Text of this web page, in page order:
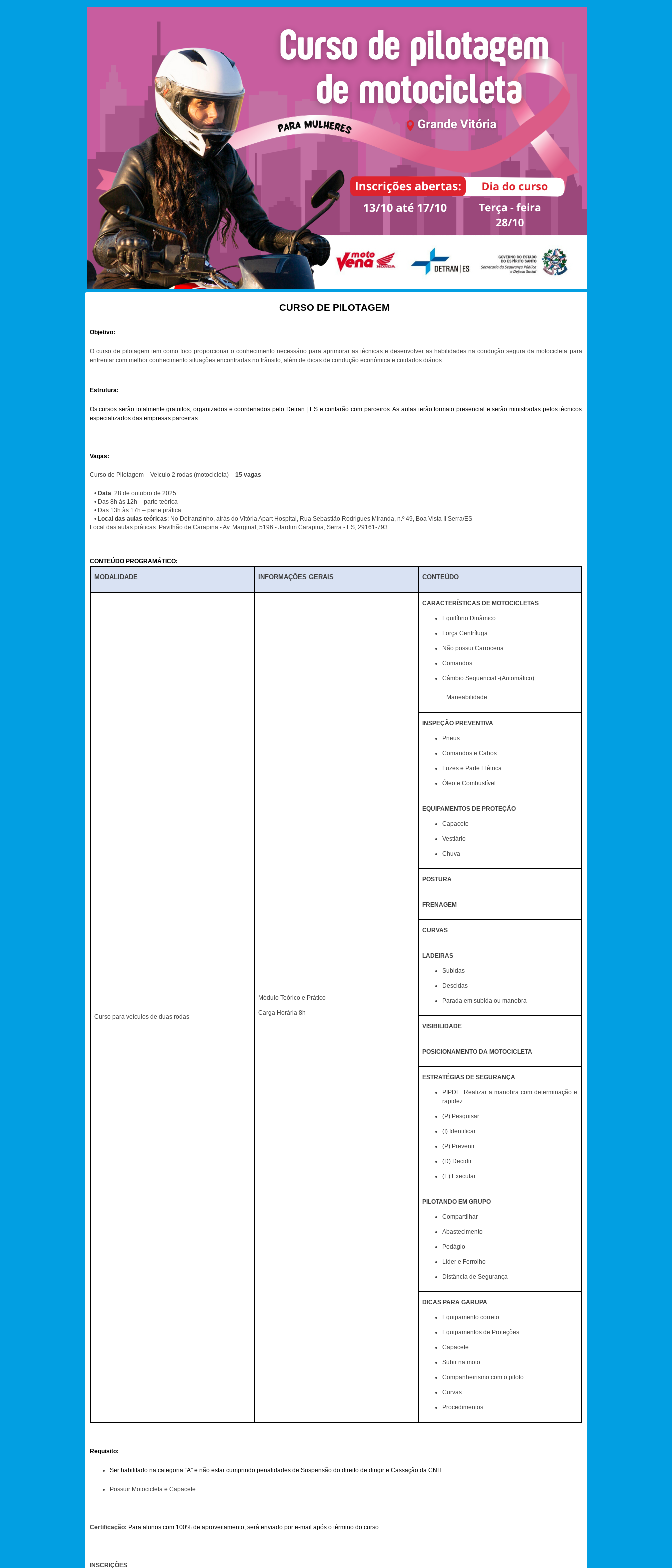
CURSO DE PILOTAGEM
Objetivo:
O curso de pilotagem tem como foco proporcionar o conhecimento necessário para aprimorar as técnicas e desenvolver as habilidades na condução segura da motocicleta para
enfrentar com melhor conhecimento situações encontradas no trânsito, além de dicas de condução econômica e cuidados diários.
Estrutura:
Os cursos serão totalmente gratuitos, organizados e coordenados pelo Detran | ES e contarão com parceiros. As aulas terão formato presencial e serão ministradas pelos técnicos
especializados das empresas parceiras.
Vagas:
Curso de Pilotagem – Veículo 2 rodas (motocicleta) – 15 vagas
• Data: 28 de outubro de 2025
• Das 8h às 12h – parte teórica
• Das 13h às 17h – parte prática
• Local das aulas teóricas: No Detranzinho, atrás do Vitória Apart Hospital, Rua Sebastião Rodrigues Miranda, n.º 49, Boa Vista II Serra/ES
Local das aulas práticas: Pavilhão de Carapina - Av. Marginal, 5196 - Jardim Carapina, Serra - ES, 29161-793.
CONTEÚDO PROGRAMÁTICO:
MODALIDADE INFORMAÇÕES GERAIS CONTEÚDO
Curso para veículos de duas rodas
Módulo Teórico e Prático
Carga Horária 8h
CARACTERÍSTICAS DE MOTOCICLETAS
Equilíbrio Dinâmico
Força Centrífuga
Não possui Carroceria
Comandos
Câmbio Sequencial -(Automático)
Maneabilidade
INSPEÇÃO PREVENTIVA
Pneus
Comandos e Cabos
Luzes e Parte Elétrica
Óleo e Combustível
EQUIPAMENTOS DE PROTEÇÃO
Capacete
Vestiário
Chuva
POSTURA
FRENAGEM
CURVAS
LADEIRAS
Subidas
Descidas
Parada em subida ou manobra
VISIBILIDADE
POSICIONAMENTO DA MOTOCICLETA
ESTRATÉGIAS DE SEGURANÇA
PIPDE: Realizar a manobra com determinação e
rapidez.
(P) Pesquisar
(I) Identificar
(P) Prevenir
(D) Decidir
(E) Executar
PILOTANDO EM GRUPO
Compartilhar
Abastecimento
Pedágio
Líder e Ferrolho
Distância de Segurança
DICAS PARA GARUPA
Equipamento correto
Equipamentos de Proteções
Capacete
Subir na moto
Companheirismo com o piloto
Curvas
Procedimentos
Requisito:
Ser habilitado na categoria “A” e não estar cumprindo penalidades de Suspensão do direito de dirigir e Cassação da CNH.
Possuir Motocicleta e Capacete.
Certificação: Para alunos com 100% de aproveitamento, será enviado por e-mail após o término do curso.
INSCRIÇÕES